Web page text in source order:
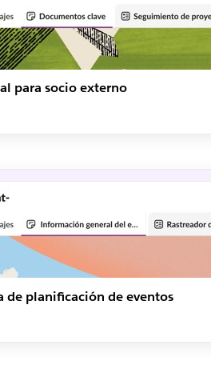
para socio externo
de planificación de eventos